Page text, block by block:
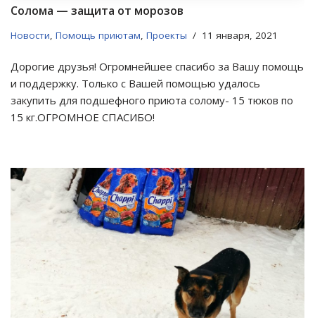
Солома — защита от морозов
Новости Помощь приютам Проекты 11 января, 2021
Дорогие друзья! Огромнейшее спасибо за Вашу помощь
и поддержку. Только с Вашей помощью удалось
закупить для подшефного приюта солому- 15 тюков по
15 кг.ОГРОМНОЕ СПАСИБО!